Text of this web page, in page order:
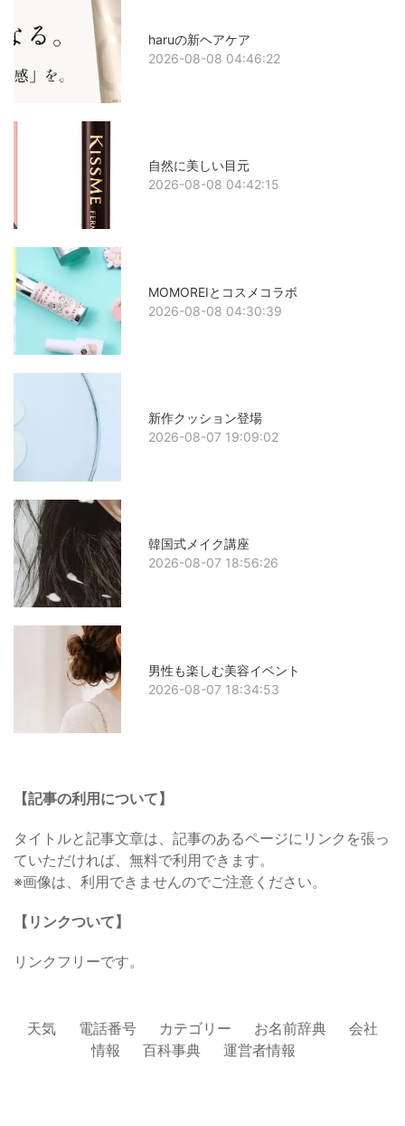
haruの新ヘアケア
2026-08-08 04:46:22
自然に美しい目元
2026-08-08 04:42:15
MOMOREIとコスメコラボ
2026-08-08 04:30:39
新作クッション登場
2026-08-07 19:09:02
韓国式メイク講座
2026-08-07 18:56:26
男性も楽しむ美容イベント
2026-08-07 18:34:53
【記事の利用について】
タイトルと記事文章は、記事のあるページにリンクを張っ
ていただければ、無料で利用できます。
※画像は、利用できませんのでご注意ください。
【リンクついて】
リンクフリーです。
天気 電話番号 カテゴリー お名前辞典
会社
情報
百科事典 運営者情報